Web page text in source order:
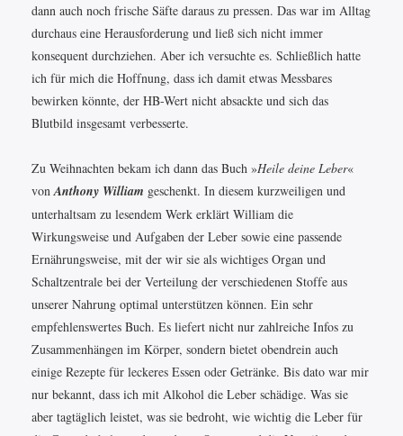
dann auch noch frische Säfte daraus zu pressen. Das war im Alltag
durchaus eine Herausforderung und ließ sich nicht immer
konsequent durchziehen. Aber ich versuchte es. Schließlich hatte
ich für mich die Hoffnung, dass ich damit etwas Messbares
bewirken könnte, der HB-Wert nicht absackte und sich das
Blutbild insgesamt verbesserte.
Zu Weihnachten bekam ich dann das Buch »Heile deine Leber«
vonAnthony William geschenkt. In diesem kurzweiligen und
unterhaltsam zu lesendem Werk erklärt William die
Wirkungsweise und Aufgaben der Leber sowie eine passende
Ernährungsweise, mit der wir sie als wichtiges Organ und
Schaltzentrale bei der Verteilung der verschiedenen Stoffe aus
unserer Nahrung optimal unterstützen können. Ein sehr
empfehlenswertes Buch. Es liefert nicht nur zahlreiche Infos zu
Zusammenhängen im Körper, sondern bietet obendrein auch
einige Rezepte für leckeres Essen oder Getränke. Bis dato war mir
nur bekannt, dass ich mit Alkohol die Leber schädige. Was sie
aber tagtäglich leistet, was sie bedroht, wie wichtig die Leber für